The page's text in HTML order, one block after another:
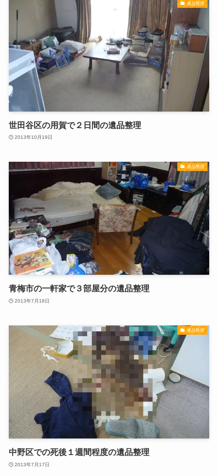
遺品整理
世田谷区の用賀で２日間の遺品整理
2013年10月19日
遺品整理
青梅市の一軒家で３部屋分の遺品整理
2013年7月18日
遺品整理
中野区での死後１週間程度の遺品整理
2013年7月17日